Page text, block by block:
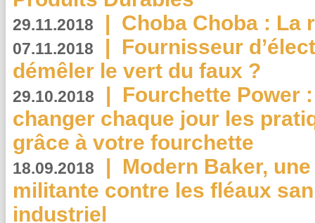
29.11.2018 | Choba Choba : La
07.11.2018 | Fournisseur
démêler le vert du faux ?
29.10.2018 | Fourchette Power
changer chaque jour les
grâce à votre fourchette
18.09.2018 | Modern Baker,
militante contre les fléaux
industriel